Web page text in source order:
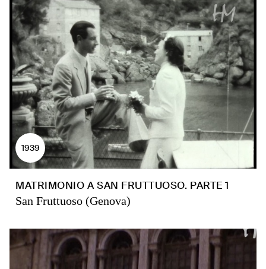
1939
MATRIMONIO A SAN FRUTTUOSO. PARTE 1
San Fruttuoso (Genova)